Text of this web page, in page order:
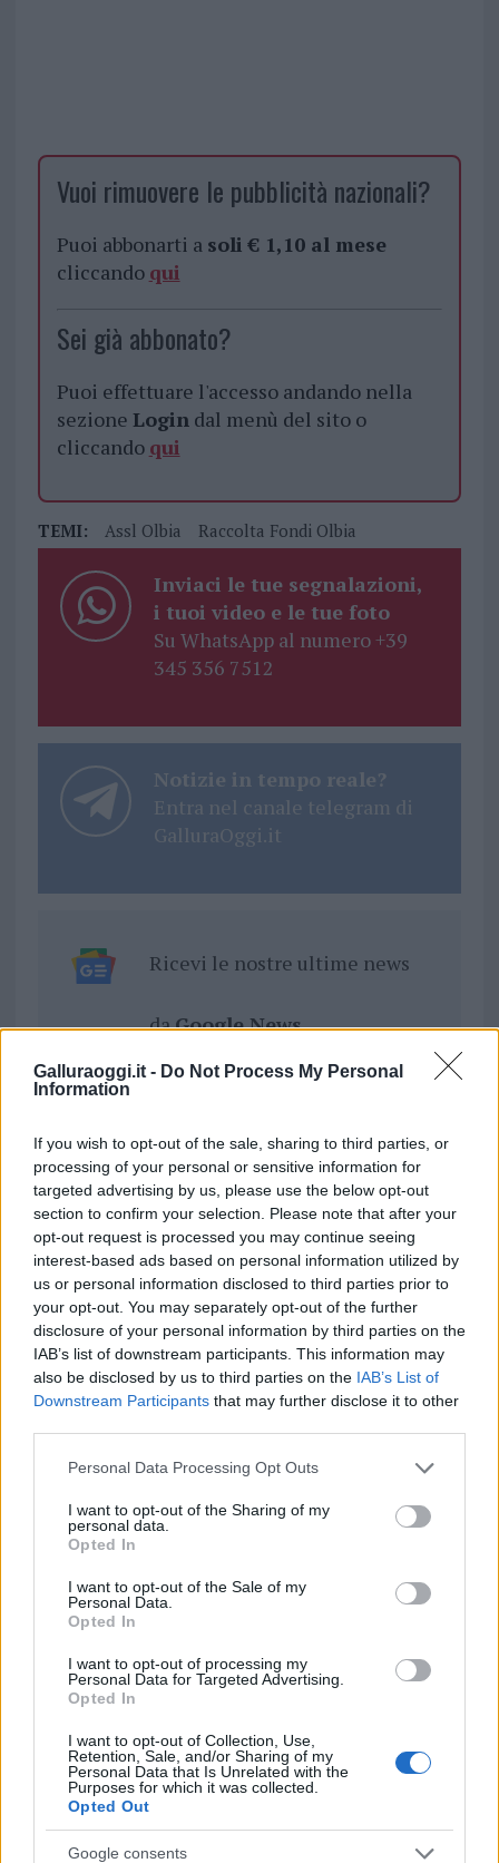
Galluraoggi.it - Do Not Process My Personal
Information
If you wish to opt-out of the sale, sharing to third parties, or
processing of your personal or sensitive information for
targeted advertising by us, please use the below opt-out
section to confirm your selection. Please note that after your
opt-out request is processed you may continue seeing
interest-based ads based on personal information utilized by
us or personal information disclosed to third parties prior to
your opt-out. You may separately opt-out of the further
disclosure of your personal information by third parties on the
IAB’s list of downstream participants. This information may
also be disclosed by us to third parties on the IAB’s List of
Downstream Participants that may further disclose it to other
Please note that this website/app uses one or more Google
not limited to your visit or usage behaviour. You may click to
grant or deny consent to Google and its third-party tags to
use your data for below specified purposes in below Google
consent section.
Personal Data Processing Opt Outs
I want to opt-out of the Sharing of my
personal data.
Opted In
I want to opt-out of the Sale of my
Personal Data.
Opted In
I want to opt-out of processing my
Personal Data for Targeted Advertising.
Opted In
I want to opt-out of Collection, Use,
Retention, Sale, and/or Sharing of my
Personal Data that Is Unrelated with the
Purposes for which it was collected.
Opted Out
Google consents
Vuoi rimuovere le pubblicità nazionali?
Puoi abbonarti a soli € 1,10 al mese
cliccando qui
Sei già abbonato?
Puoi effettuare l'accesso andando nella
sezione Login dal menù del sito o
cliccando qui
TEMI: Assl Olbia Raccolta Fondi Olbia
Inviaci le tue segnalazioni,
i tuoi video e le tue foto
Su WhatsApp al numero +39
345 356 7512
Notizie in tempo reale?
Entra nel canale telegram di
GalluraOggi.it
Ricevi le nostre ultime news
daGoogle News
F
a
ce
b
o
o
k
T
w
it
te
r
Pi
n
te
re
st
W
h
at
s
A
p
p
S
h
a
re
Articolo precedente
Prossimo articolo
NOTIZIE RECENTI
La Maddalena, festa per i 30 anni del Diving
center di Tegge
Esce di strada con l’auto ad Arzachena: ferito il
Turiste si perdono a Tavolara: salvate dai vigili
del fuoco
Meteo Olbia 6 agosto, migliora il tempo in
Gallura